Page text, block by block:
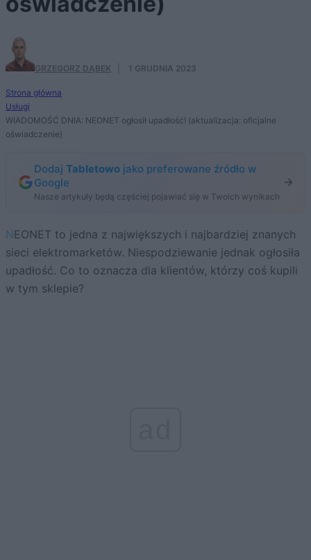
GRZEGORZ DĄBEK 1 GRUDNIA 2023
Strona główna
Usługi
WIADOMOŚĆ DNIA: NEONET ogłosił upadłość! (aktualizacja: oficjalne
oświadczenie)
Dodaj Tabletowo jako preferowane źródło w
Google
Nasze artykuły będą częściej pojawiać się w Twoich wynikach
NEONET to jedna z największych i najbardziej znanych
sieci elektromarketów. Niespodziewanie jednak ogłosiła
upadłość. Co to oznacza dla klientów, którzy coś kupili
w tym sklepie?